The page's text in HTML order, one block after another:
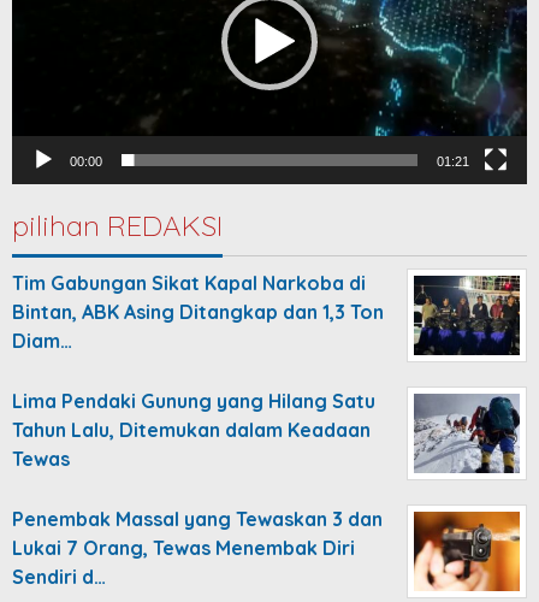
00:00 01:21
pilihan REDAKSI
Tim Gabungan Sikat Kapal Narkoba di
Bintan, ABK Asing Ditangkap dan 1,3 Ton
Diam…
Lima Pendaki Gunung yang Hilang Satu
Tahun Lalu, Ditemukan dalam Keadaan
Tewas
Penembak Massal yang Tewaskan 3 dan
Lukai 7 Orang, Tewas Menembak Diri
Sendiri d…